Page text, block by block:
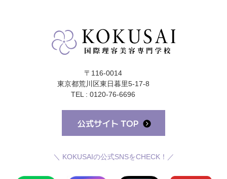
〒116-0014
東京都荒川区東日暮里5-17-8
TEL : 0120-76-6696
＼ KOKUSAIの公式SNSをCHECK！／